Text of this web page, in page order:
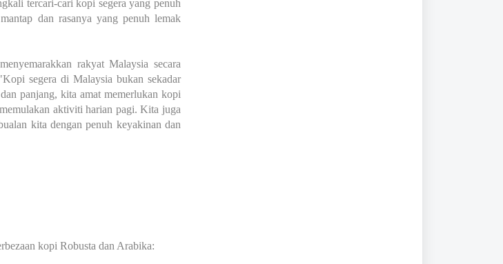
tercari-cari kopi segera yang penuh
dan rasanya yang penuh lemak
rakyat Malaysia secara
segera di Malaysia bukan sekadar
panjang, kita amat memerlukan kopi
aktiviti harian pagi. Kita juga
kita dengan penuh keyakinan dan
kopi Robusta dan Arabika: